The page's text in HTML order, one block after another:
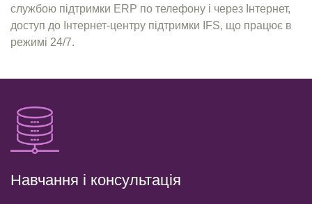
службою підтримки ERP по телефону і через Інтернет,
доступ до Інтернет-центру підтримки IFS, що працює в
режимі 24/7.
Навчання і консультація